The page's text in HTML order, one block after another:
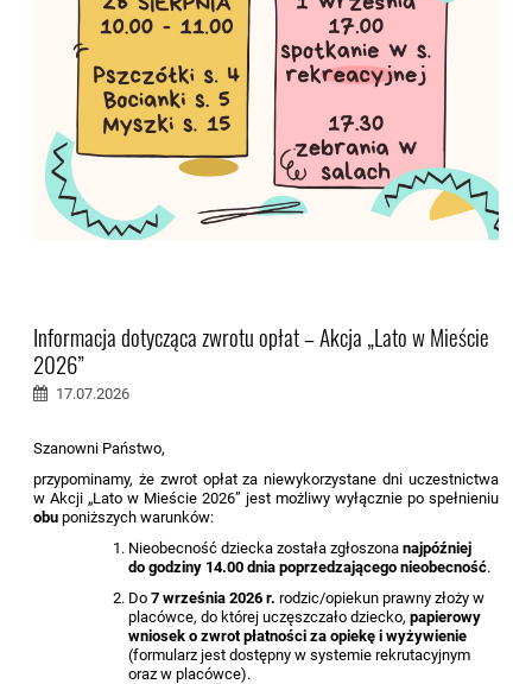
Informacja dotycząca zwrotu opłat – Akcja „Lato w Mieście
2026”
17.07.2026
Szanowni Państwo,
przypominamy, że zwrot opłat za niewykorzystane dni uczestnictwa
w Akcji „Lato w Mieście 2026” jest możliwy wyłącznie po spełnieniu
obu poniższych warunków:
Nieobecność dziecka została zgłoszonanajpóźniej
do godziny 14.00 dnia poprzedzającego nieobecność.
Do7 września 2026 r. rodzic/opiekun prawny złoży w
placówce, do której uczęszczało dziecko,papierowy
wniosek o zwrot płatności za opiekę i wyżywienie
(formularz jest dostępny w systemie rekrutacyjnym
oraz w placówce).